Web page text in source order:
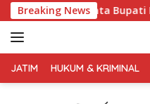
Langsung
ke
konten
Breaking News
Melakukan Evaluasi
TERPERCAYA
JATIM HUKUM & KRIMINAL